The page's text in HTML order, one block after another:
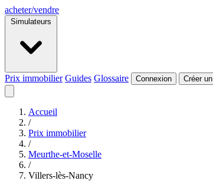
acheter/vendre
Simulateurs
Prix immobilier Guides Glossaire Connexion Créer
Accueil
/
Prix immobilier
/
Meurthe-et-Moselle
/
Villers-lès-Nancy